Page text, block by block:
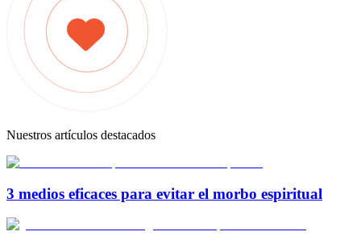
Nuestros artículos destacados
3 medios eficaces para evitar el morbo espiritual